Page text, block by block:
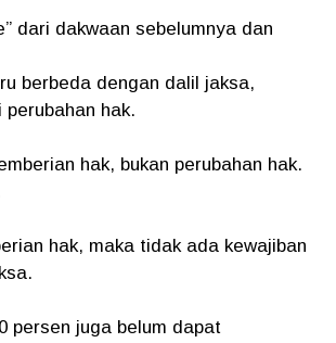
dari dakwaan sebelumnya dan
berbeda dengan dalil jaksa,
hak.
hak, bukan perubahan hak.
hak, maka tidak ada kewajiban
persen juga belum dapat